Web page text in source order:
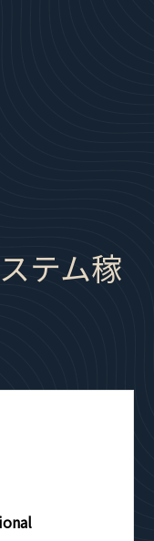
テム稼